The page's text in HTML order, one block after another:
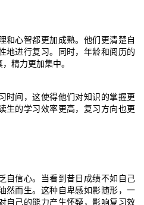
和心智都更加成熟。他们更清楚自
地进行复习。同时，年龄和阅历的
精力更加集中。
时间，这使得他们对知识的掌握更
生的学习效率更高，复习方向也更
自信心。当看到昔日成绩不如自己
然而生。这种自卑感如影随形，一
自己的能力产生怀疑，影响复习效